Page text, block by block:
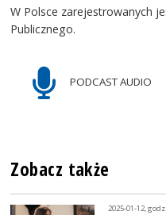
W Polsce zarejestrowanych
Publicznego.
PODCAST AUDIO
Zobacz także
2025-01-12,